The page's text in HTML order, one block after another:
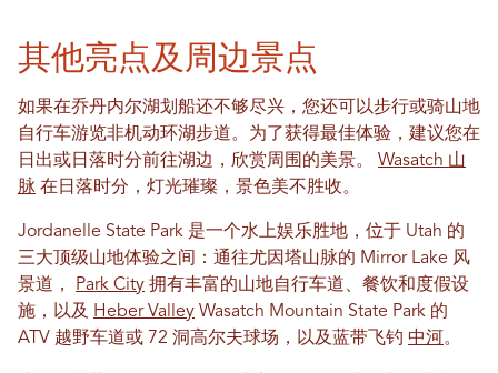
其他亮点及周边景点
如果在乔丹内尔湖划船还不够尽兴，您还可以步行或骑山地
自行车游览非机动环湖步道。为了获得最佳体验，建议您在
日出或日落时分前往湖边，欣赏周围的美景。 Wasatch 山
脉 在日落时分，灯光璀璨，景色美不胜收。
Jordanelle State Park 是一个水上娱乐胜地，位于 Utah 的
三大顶级山地体验之间：通往尤因塔山脉的 Mirror Lake 风
景道，
Park City 拥有丰富的山地自行车道、餐饮和度假设
施，以及 Heber Valley Wasatch Mountain State Park 的
ATV 越野车道或 72 洞高尔夫球场，以及蓝带飞钓 中河 。